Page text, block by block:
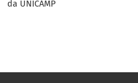
da UNICAMP